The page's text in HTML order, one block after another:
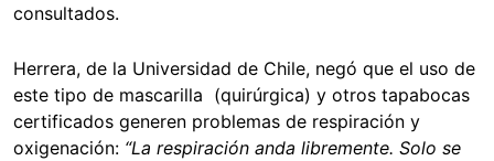
consultados.
Herrera, de la Universidad de Chile, negó que el uso de
este tipo de mascarilla (quirúrgica) y otros tapabocas
certificados generen problemas de respiración y
oxigenación: “La respiración anda libremente. Solo se